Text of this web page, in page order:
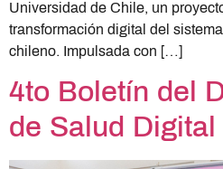
Universidad de Chile, un
transformación digital del
chileno. Impulsada con […]
4to Boletín del
de Salud Digital